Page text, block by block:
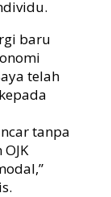
baru
telah
tanpa